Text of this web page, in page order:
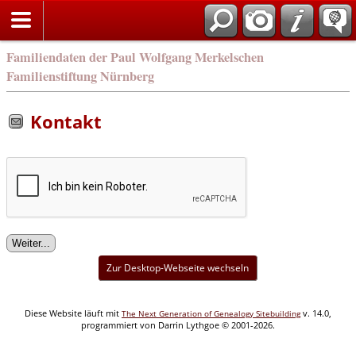
Familiendaten der Paul Wolfgang Merkelschen
Familienstiftung Nürnberg
Kontakt
Zur Desktop-Webseite wechseln
Diese Website läuft mit The Next Generation of Genealogy Sitebuildingv. 14.0,
programmiert von Darrin Lythgoe © 2001-2026.